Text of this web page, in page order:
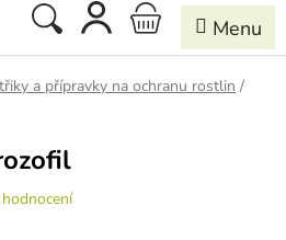
Hledat
NÁKUPNÍ
KOŠÍK
a přípravky na ochranu rostlin /